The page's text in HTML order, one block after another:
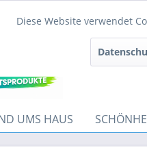
UMS HAUS
Diese Website verwendet